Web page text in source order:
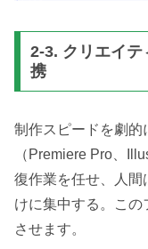
2-3. クリエイ
携
制作スピードを劇的
（Premiere Pro、
復作業を任せ、人間
けに集中する。こ
させます。